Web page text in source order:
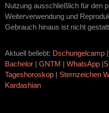
Nutzung ausschließlich für den
Weiterverwendung und
Gebrauch hinaus ist nicht
Aktuell beliebt: Dschungelcamp |
Bachelor | GNTM | WhatsApp |
Tageshoroskop | Sternzeichen
Kardashian